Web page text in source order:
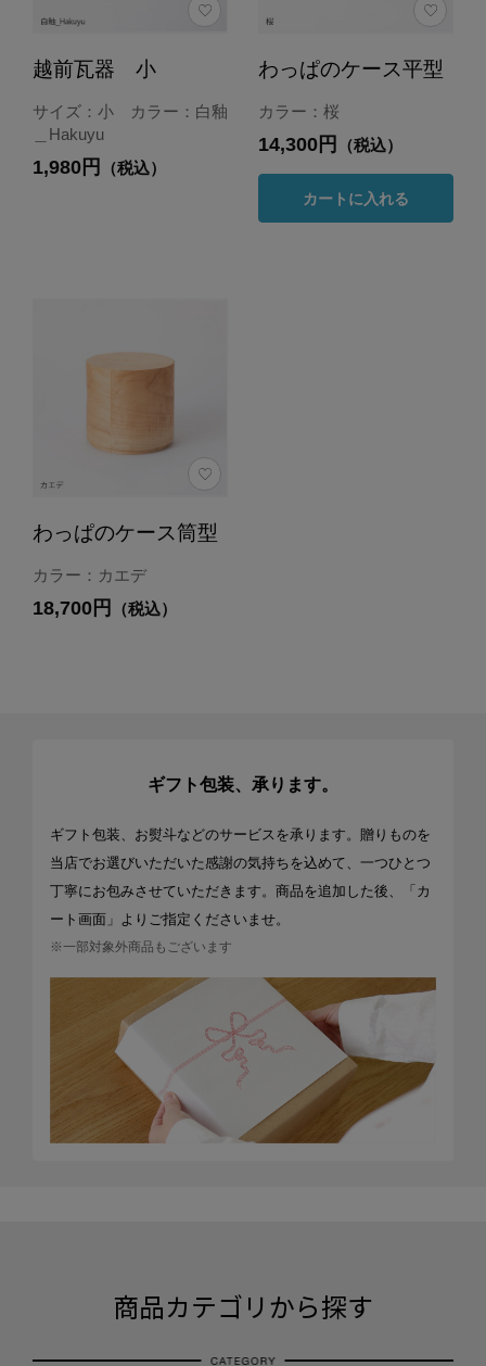
越前瓦器 小
サイズ：小 カラー：白釉
＿Hakuyu
1,980円 （税込）
わっぱのケース平型
カラー：桜
14,300円 （税込）
カートに入れる
わっぱのケース筒型
カラー：カエデ
18,700円 （税込）
ギフト包装、承ります。
ギフト包装、お熨斗などのサービスを承ります。贈りものを
当店でお選びいただいた感謝の気持ちを込めて、一つひとつ
丁寧にお包みさせていただきます。商品を追加した後、「カ
ート画面」よりご指定くださいませ。
※一部対象外商品もございます
商品カテゴリから探す